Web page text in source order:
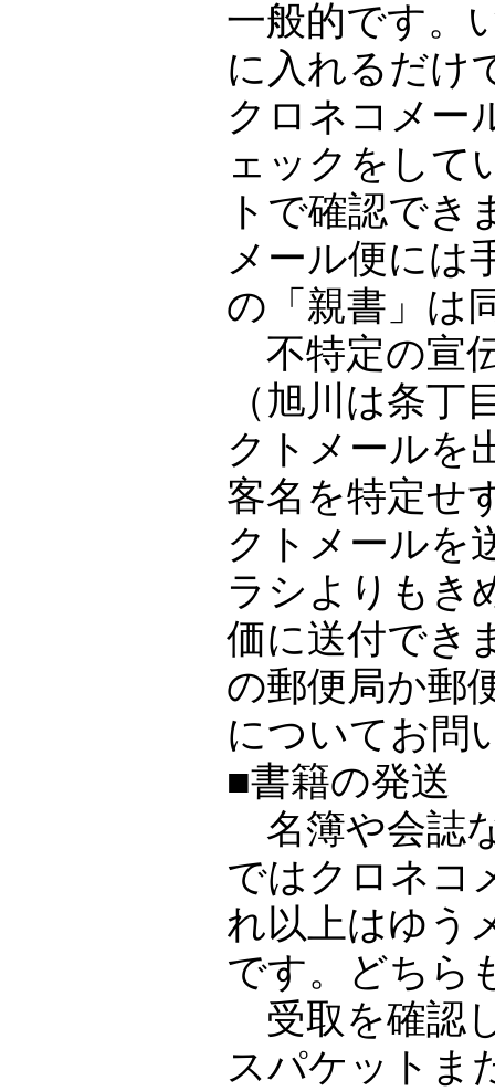
一般的です。
に入れるだけ
クロネコメー
ェックをして
トで確認でき
メール便には
の「親書」は
不特定の宣
（旭川は条
クトメールを
客名を特定せ
クトメールを
ラシよりもき
価に送付でき
の郵便局か郵
についてお問
■書籍の発送
名簿や会誌
ではクロネコ
れ以上はゆう
です。どちら
受取を確認
スパケットま